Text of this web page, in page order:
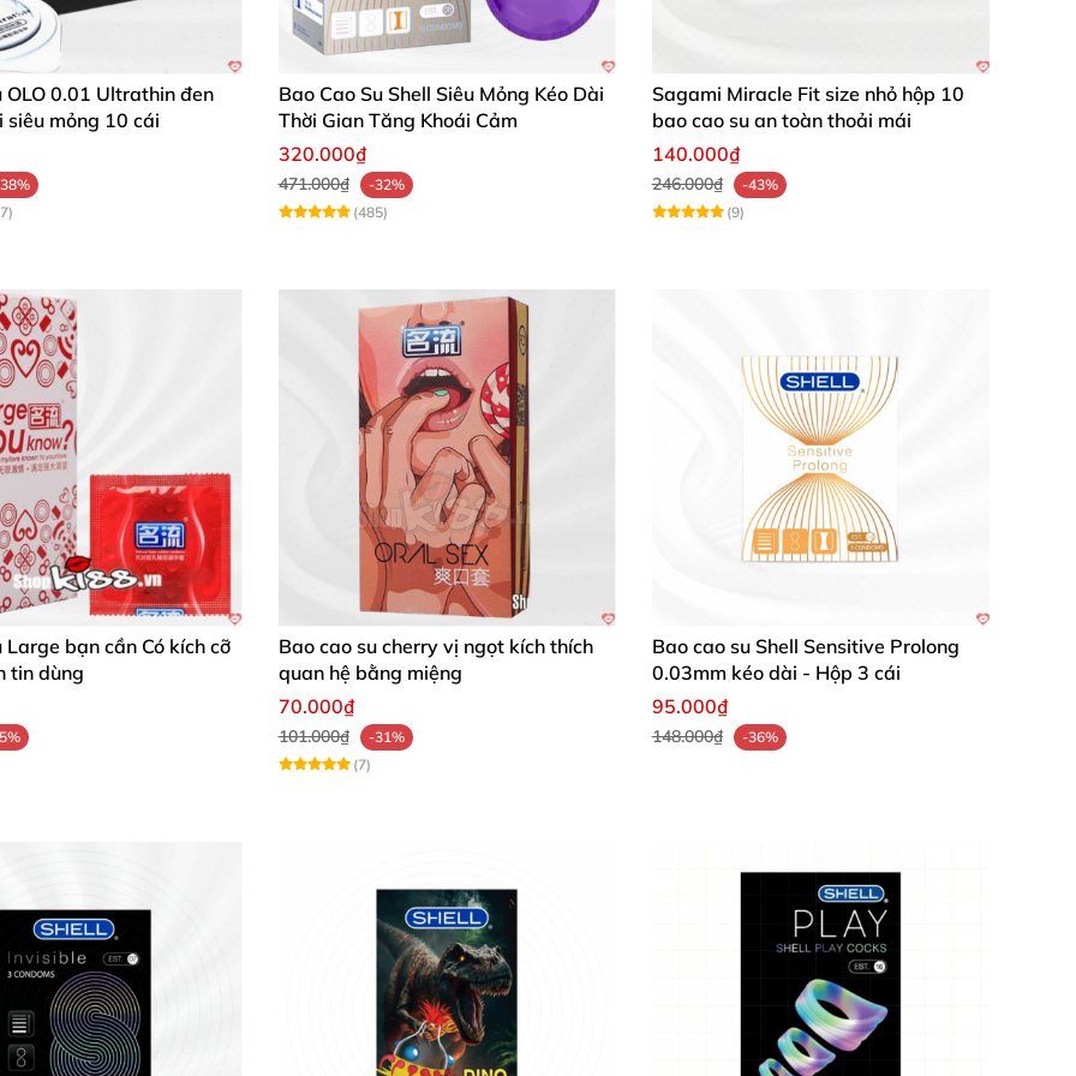
dòng bao cao su siêu mỏng, không cần mua số lượng lớn cùng lúc.
📊
52mm
100% cao su Latex tự nhiên
Mượt mà, hỗ trợ trơn tru
Vani dịu nhẹ
Hộp 3 cái
05 năm
Nơi khô ráo, thoáng mát
đầu bao, sau đó đeo lên dương vật đang cương cứng rồi vuốt đến gốc. Sau khi kết thúc, giữ miệng
miệng bao và vứt đúng nơi quy định.
Intense 💬
OLO 0.01 Ultrathin đen
siêu mỏng 10 cái
Bao Cao Su Shell Siêu Mỏng Kéo Dài
Thời Gian Tăng Khoái Cảm
320.000₫
471.000₫
-32%
(485)
Sagami Miracle Fit size nhỏ hộp 10
bao cao su an toàn thoải mái
140.000₫
246.000₫
-43%
(9)
Large bạn cần Có kích cỡ
tin dùng
Bao cao su cherry vị ngọt kích thích
quan hệ bằng miệng
70.000₫
101.000₫
-31%
(7)
Bao cao su Shell Sensitive Prolong
0.03mm kéo dài - Hộp 3 cái
95.000₫
148.000₫ -36%